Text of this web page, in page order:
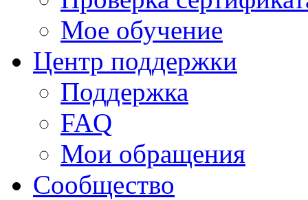
Мое обучение
Центр поддержки
Поддержка
FAQ
Мои обращения
Сообщество